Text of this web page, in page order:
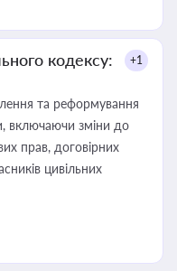
кодексу:
+1
та реформування
включаючи зміни до
прав, договірних
цивільних